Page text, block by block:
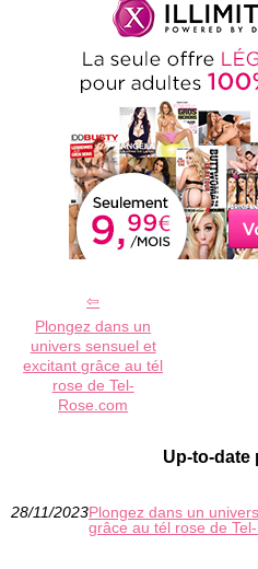
Plongez dans un
univers sensuel et
excitant grâce au tél
rose de Tel-
Rose.com
Up-to-date
28/11/2023Plongez dans un
grâce au tél rose de